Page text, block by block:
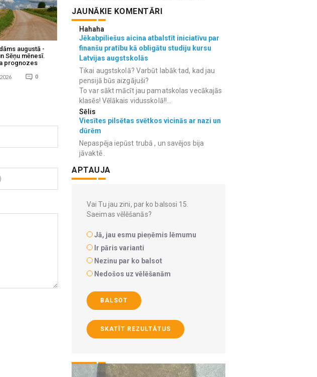
augustā -
Sēņu mēnesī.
prognozes
0
JAUNĀKIE KOMENTĀRI
Hahaha
Jēkabpiliešus aicina atbalstīt iniciatīvu par
finanšu pratību kā obligātu studiju kursu
Latvijas augstskolās
Tikai augstskolā? Varbūt labāk tad, kad jau
pensijā būs aizgājuši?
To var sākt mācīt jau pamatskolas vecākajās
klasēs! Vēlākais vidusskolā!!...
Sēlis
Viesītes pilsētas svētkos vicinās ar nazi un
dūrēm
Nepaspēja iepūst trubā , un savējos bija
jāvaktē .
APTAUJA
Vai Tu jau zini, par ko balsosi 15.
Saeimas vēlēšanās?
Jā, jau esmu pieņēmis lēmumu
Ir pāris varianti
Nezinu par ko balsot
Nedošos uz vēlēšanām
BALSOT
SKATĪT REZULTĀTUS